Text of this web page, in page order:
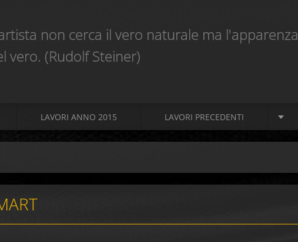
non cerca il vero naturale ma l'apparenza
vero. (Rudolf Steiner)
LAVORI ANNO 2015 LAVORI PRECEDENTI